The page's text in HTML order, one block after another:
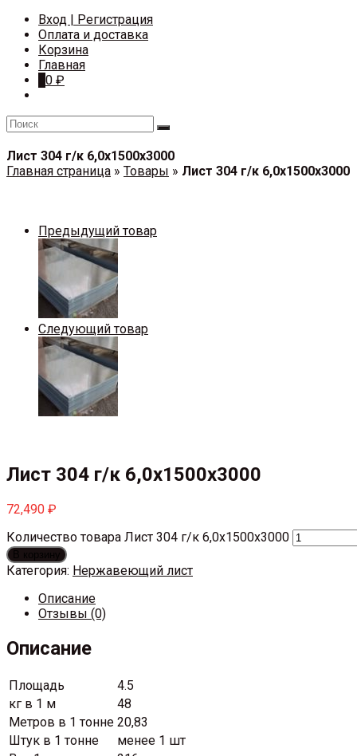
Вход | Регистрация
Оплата и доставка
Корзина
Главная
0 ₽
Лист 304 г/к 6,0х1500х3000
Главная страница » Товары » Лист 304 г/к 6,0х1500х3000
Предыдущий товар
Следующий товар
Лист 304 г/к 6,0х1500х3000
72,490 ₽
Количество товара Лист 304 г/к 6,0х1500х3000
В корзину
Категория: Нержавеющий лист
Описание
Отзывы (0)
Описание
Площадь
4.5
кг в 1 м
48
Метров в 1 тонне 20,83
Штук в 1 тонне
менее 1 шт